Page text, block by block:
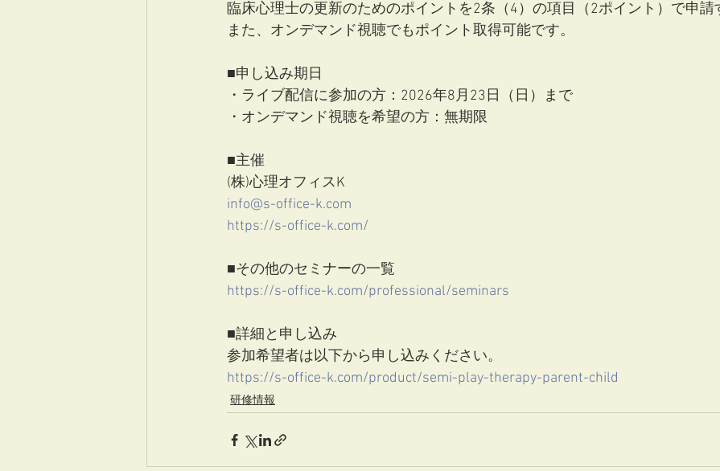
臨床心理士の更新のためのポイントを2条（4）の項目（2ポイント）で申請
また、オンデマンド視聴でもポイント取得可能です。
■申し込み期日
・ライブ配信に参加の方：2026年8月23日（日）まで
・オンデマンド視聴を希望の方：無期限
■主催
(株)心理オフィスK
info@s-office-k.com
https://s-office-k.com/
■その他のセミナーの一覧
https://s-office-k.com/professional/seminars
■詳細と申し込み
参加希望者は以下から申し込みください。
https://s-office-k.com/product/semi-play-therapy-parent-child
研修情報